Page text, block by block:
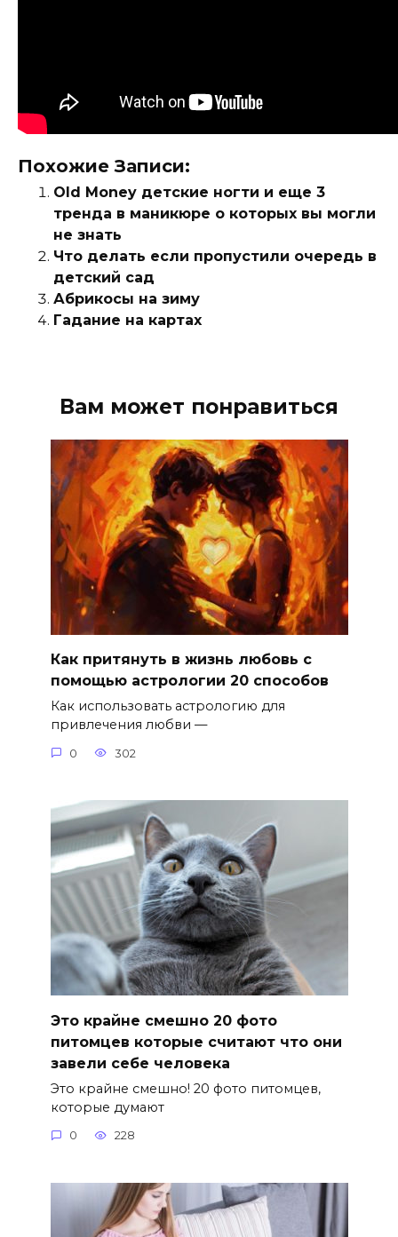
Похожие Записи:
Old Money детские ногти и еще 3
тренда в маникюре о которых вы могли
не знать
Что делать если пропустили очередь в
детский сад
Абрикосы на зиму
Гадание на картах
Вам может понравиться
Как притянуть в жизнь любовь с
помощью астрологии 20 способов
Как использовать астрологию для
привлечения любви —
0 302
Это крайне смешно 20 фото
питомцев которые считают что они
завели себе человека
Это крайне смешно! 20 фото питомцев,
которые думают
0 228